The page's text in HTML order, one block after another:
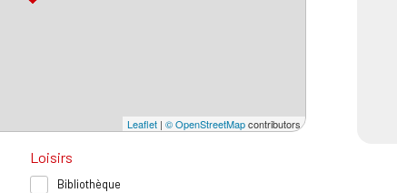
Leaflet | © OpenStreetMapcontributors
Loisirs
Bibliothèque